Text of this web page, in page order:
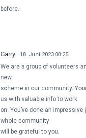
before.
Garry 18. Juni 2023 00:25
We are a group of volunteers
new
scheme in our community.
us with valuable info to work
on. You’ve done an impressive
whole community
will be grateful to you.